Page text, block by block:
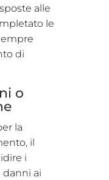
alle
le
di
o
la
il
i
danni ai